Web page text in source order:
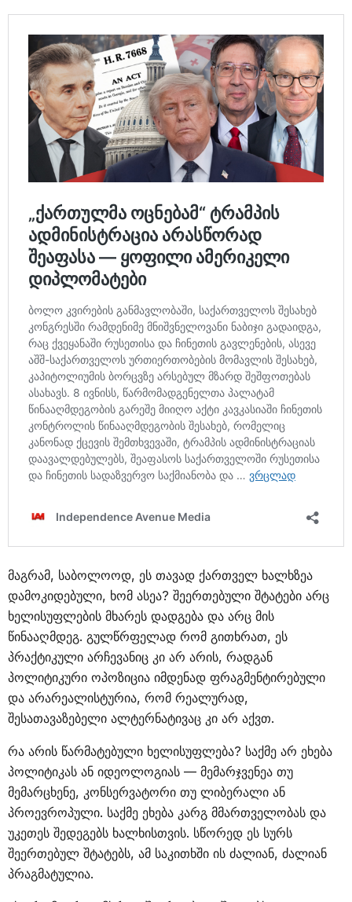
მაგრამ, საბოლოოდ, ეს თავად ქართველ ხალხზეა
დამოკიდებული, ხომ ასეა? შეერთებული შტატები არც
ხელისუფლების მხარეს დადგება და არც მის
წინააღმდეგ. გულწრფელად რომ გითხრათ, ეს
პრაქტიკული არჩევანიც კი არ არის, რადგან
პოლიტიკური ოპოზიცია იმდენად ფრაგმენტირებული
და არარეალისტურია, რომ რეალურად,
შესათავაზებელი ალტერნატივაც კი არ აქვთ.
რა არის წარმატებული ხელისუფლება? საქმე არ ეხება
პოლიტიკას ან იდეოლოგიას — მემარჯვენეა თუ
მემარცხენე, კონსერვატორი თუ ლიბერალი ან
პროევროპული. საქმე ეხება კარგ მმართველობას და
უკეთეს შედეგებს ხალხისთვის. სწორედ ეს სურს
შეერთებულ შტატებს, ამ საკითხში ის ძალიან, ძალიან
პრაგმატულია.